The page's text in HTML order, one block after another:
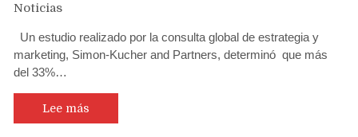
Noticias
Un estudio realizado por la consulta global de estrategia y
marketing, Simon-Kucher and Partners, determinó que más
del 33%…
Lee más